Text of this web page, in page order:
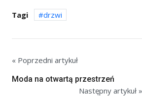
Tagi drzwi
« Poprzedni artykuł
Moda na otwartą przestrzeń
Następny artykuł »